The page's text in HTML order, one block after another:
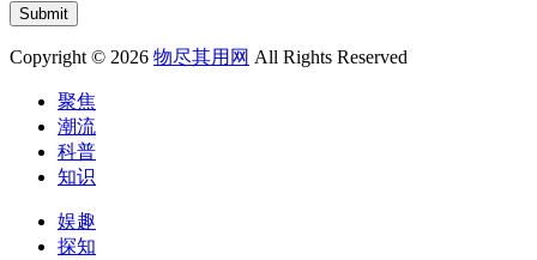
Copyright © 2026 物尽其用网 All Rights Reserved
聚焦
潮流
科普
知识
娱趣
探知